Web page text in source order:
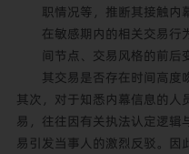
职情况等，推断其接触内
在敏感期内的相关交易行
间节点、交易风格的前后
其交易是否存在时间高度
其次，对于知悉内幕信息的
易，往往因有关执法认定逻辑
易引发当事人的激烈反驳。因